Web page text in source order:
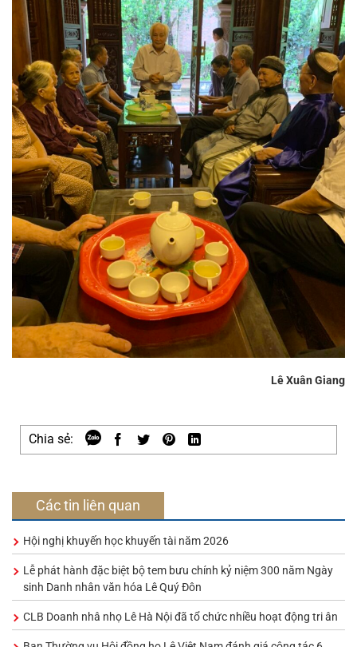
Lê Xuân Giang
Chia sẻ:
Các tin liên quan
Hội nghị khuyến học khuyến tài năm 2026
Lễ phát hành đặc biệt bộ tem bưu chính kỷ niệm 300 năm Ngày
sinh Danh nhân văn hóa Lê Quý Đôn
CLB Doanh nhâ nhọ Lê Hà Nội đã tổ chức nhiều hoạt động tri ân